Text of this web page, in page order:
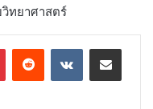
ทยาศาสตร์
PinterestReddit VKontakteShare via Email